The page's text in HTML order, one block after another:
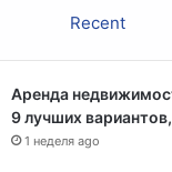
Recent
Аренда
9 лучших
1 неделя ago